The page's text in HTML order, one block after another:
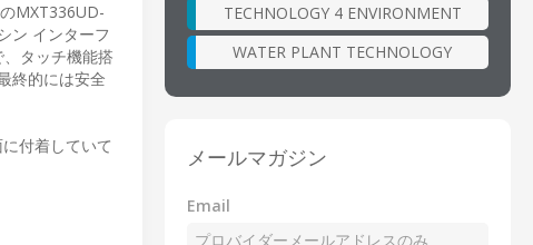
MXT336UD-
ン インターフ
タッチ機能搭
終的には安全
付着していて
TECHNOLOGY 4 ENVIRONMENT
WATER PLANT TECHNOLOGY
メールマガジン
Email